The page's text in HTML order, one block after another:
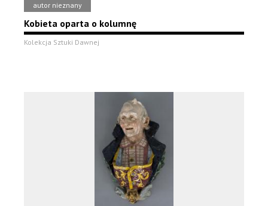
autor nieznany
Kobieta oparta o kolumnę
Kolekcja Sztuki Dawnej